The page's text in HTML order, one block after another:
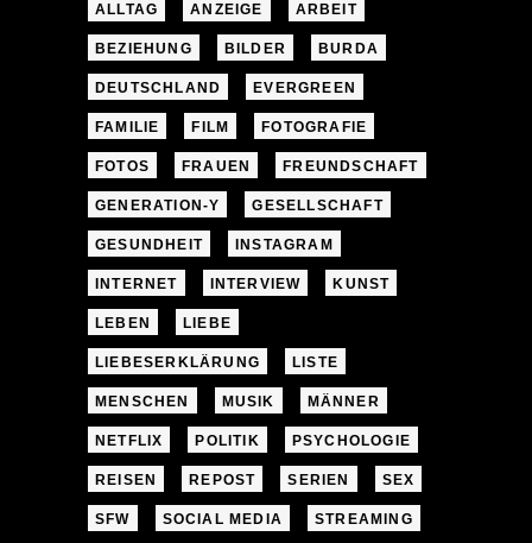
ALLTAG ANZEIGE ARBEIT
BEZIEHUNG BILDER BURDA
DEUTSCHLAND EVERGREEN
FAMILIE FILM FOTOGRAFIE
FOTOS FRAUEN FREUNDSCHAFT
GENERATION-Y GESELLSCHAFT
GESUNDHEIT INSTAGRAM
INTERNET INTERVIEW KUNST
LEBEN LIEBE
LIEBESERKLÄRUNG LISTE
MENSCHEN MUSIK MÄNNER
NETFLIX POLITIK PSYCHOLOGIE
REISEN REPOST SERIEN SEX
SFW SOCIAL MEDIA STREAMING